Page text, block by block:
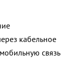
кабельное
связь